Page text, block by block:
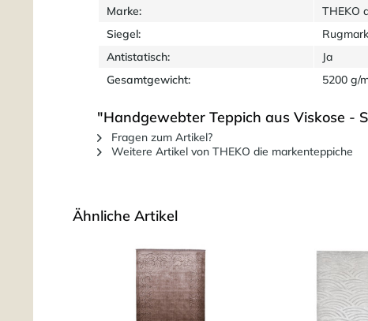
Marke:
THEKO
Siegel:
Rugmark
Antistatisch:
Ja
Gesamtgewicht:
5200 g/
"Handgewebter Teppich aus Viskose -
Fragen zum Artikel?
Weitere Artikel von THEKO die markenteppiche
Ähnliche Artikel